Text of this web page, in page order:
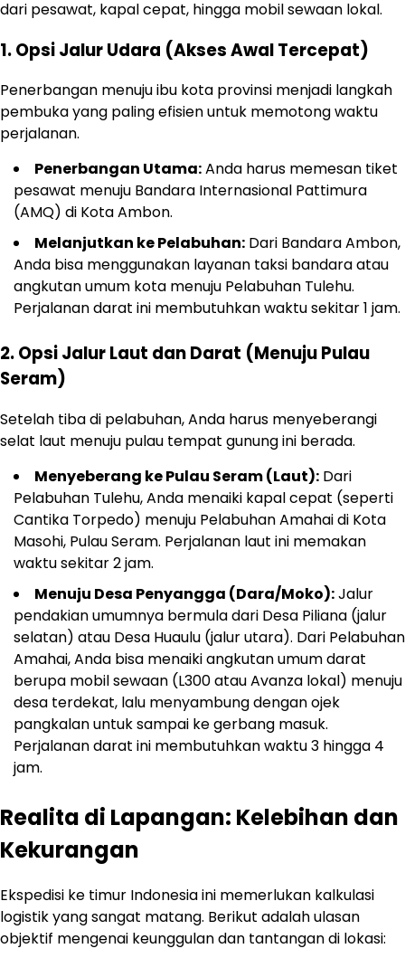
dari pesawat, kapal cepat, hingga mobil sewaan lokal.
1. Opsi Jalur Udara (Akses Awal Tercepat)
Penerbangan menuju ibu kota provinsi menjadi langkah
pembuka yang paling efisien untuk memotong waktu
perjalanan.
Penerbangan Utama:Anda harus memesan tiket
pesawat menuju Bandara Internasional Pattimura
(AMQ) di Kota Ambon.
Melanjutkan ke Pelabuhan: Dari Bandara Ambon,
Anda bisa menggunakan layanan taksi bandara atau
angkutan umum kota menuju Pelabuhan Tulehu.
Perjalanan darat ini membutuhkan waktu sekitar 1 jam.
2. Opsi Jalur Laut dan Darat (Menuju Pulau
Seram)
Setelah tiba di pelabuhan, Anda harus menyeberangi
selat laut menuju pulau tempat gunung ini berada.
Menyeberang ke Pulau Seram (Laut): Dari
Pelabuhan Tulehu, Anda menaiki kapal cepat (seperti
Cantika Torpedo) menuju Pelabuhan Amahai di Kota
Masohi, Pulau Seram. Perjalanan laut ini memakan
waktu sekitar 2 jam.
Menuju Desa Penyangga (Dara/Moko):Jalur
pendakian umumnya bermula dari Desa Piliana (jalur
selatan) atau Desa Huaulu (jalur utara). Dari Pelabuhan
Amahai, Anda bisa menaiki angkutan umum darat
berupa mobil sewaan (L300 atau Avanza lokal) menuju
desa terdekat, lalu menyambung dengan ojek
pangkalan untuk sampai ke gerbang masuk.
Perjalanan darat ini membutuhkan waktu 3 hingga 4
jam.
Realita di Lapangan: Kelebihan dan
Kekurangan
Ekspedisi ke timur Indonesia ini memerlukan kalkulasi
logistik yang sangat matang. Berikut adalah ulasan
objektif mengenai keunggulan dan tantangan di lokasi: